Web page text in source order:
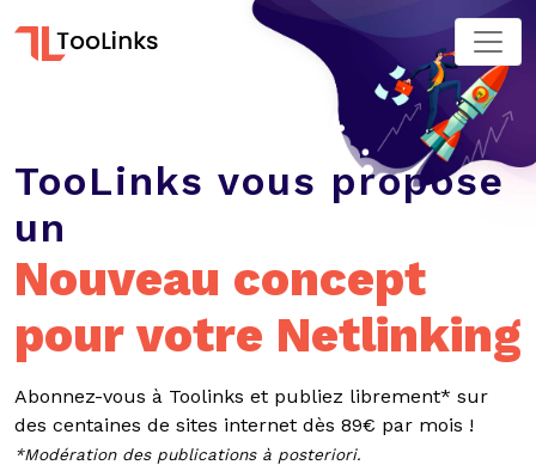
TooLinks vous propose
un
Nouveau concept
pour votre Netlinking
Abonnez-vous à Toolinks et publiez librement* sur
des centaines de sites internet dès 89€ par mois !
*Modération des publications à posteriori.